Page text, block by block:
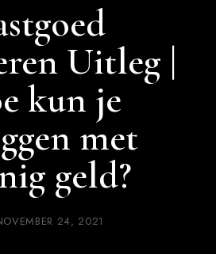
Uitleg |
kun je
met
geld?
24, 2021